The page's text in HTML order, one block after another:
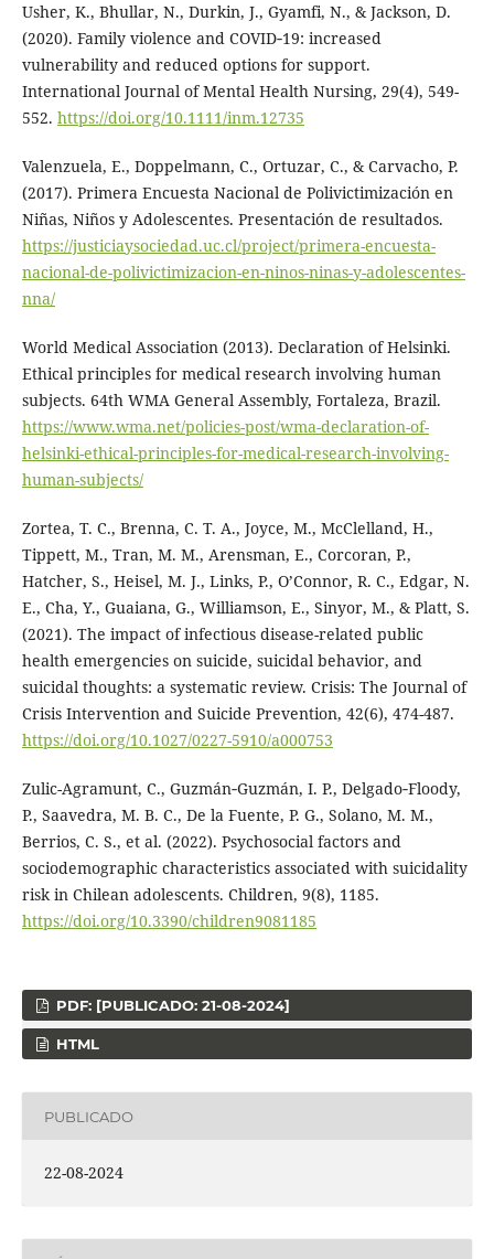
Usher, K., Bhullar, N., Durkin, J., Gyamfi, N., & Jackson, D.
(2020). Family violence and COVID‐19: increased
vulnerability and reduced options for support.
International Journal of Mental Health Nursing, 29(4), 549-
552. https://doi.org/10.1111/inm.12735
Valenzuela, E., Doppelmann, C., Ortuzar, C., & Carvacho, P.
(2017). Primera Encuesta Nacional de Polivictimización en
Niñas, Niños y Adolescentes. Presentación de resultados.
https://justiciaysociedad.uc.cl/project/primera-encuesta-
nacional-de-polivictimizacion-en-ninos-ninas-y-adolescentes-
nna/
World Medical Association (2013). Declaration of Helsinki.
Ethical principles for medical research involving human
subjects. 64th WMA General Assembly, Fortaleza, Brazil.
https://www.wma.net/policies-post/wma-declaration-of-
helsinki-ethical-principles-for-medical-research-involving-
human-subjects/
Zortea, T. C., Brenna, C. T. A., Joyce, M., McClelland, H.,
Tippett, M., Tran, M. M., Arensman, E., Corcoran, P.,
Hatcher, S., Heisel, M. J., Links, P., O’Connor, R. C., Edgar, N.
E., Cha, Y., Guaiana, G., Williamson, E., Sinyor, M., & Platt, S.
(2021). The impact of infectious disease-related public
health emergencies on suicide, suicidal behavior, and
suicidal thoughts: a systematic review. Crisis: The Journal of
Crisis Intervention and Suicide Prevention, 42(6), 474-487.
https://doi.org/10.1027/0227-5910/a000753
Zulic-Agramunt, C., Guzmán‐Guzmán, I. P., Delgado‐Floody,
P., Saavedra, M. B. C., De la Fuente, P. G., Solano, M. M.,
Berrios, C. S., et al. (2022). Psychosocial factors and
sociodemographic characteristics associated with suicidality
risk in Chilean adolescents. Children, 9(8), 1185.
https://doi.org/10.3390/children9081185
PDF: [PUBLICADO: 21-08-2024]
HTML
PUBLICADO
22-08-2024